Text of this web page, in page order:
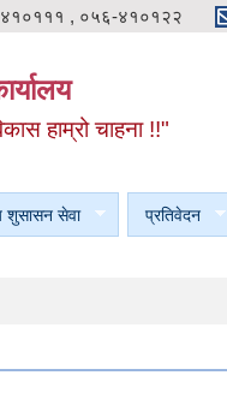
, ०५६-४१०१२२
हाम्रो चाहना !!"
शुसासन सेवा प्रतिवेदन